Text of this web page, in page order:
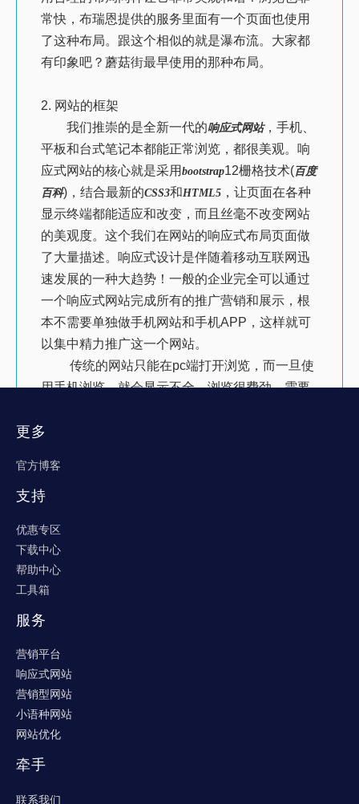
常快，布瑞恩提供的服务里面有一个页面也使用
了这种布局。跟这个相似的就是瀑布流。大家都
有印象吧？蘑菇街最早使用的那种布局。
2. 网站的框架
我们推崇的是全新一代的响应式网站，手机、
平板和台式笔记本都能正常浏览，都很美观。响
应式网站的核心就是采用 bootstrap12栅格技术(百度
百科)，结合最新的CSS3和HTML5 ，让页面在各种
显示终端都能适应和改变，而且丝毫不改变网站
的美观度。这个我们在网站的响应式布局页面做
了大量描述。响应式设计是伴随着移动互联网迅
速发展的一种大趋势！一般的企业完全可以通过
一个响应式网站完成所有的推广营销和展示，根
本不需要单独做手机网站和手机APP，这样就可
以集中精力推广这一个网站。
传统的网站只能在pc端打开浏览，而一旦使
用手机浏览，就会显示不全，浏览很费劲，需要
难应付了！
不上一个高端的网站。
满足了以上两方面的网站，算是一半的高端
能从设计好以后就不能再做功能延伸和扩展了，
给客户带来很多麻烦和不遍。这就要求网站提供
丰富的扩展功能。想添加支付功能就添加，想添
加聊天功能就添加，想添加交互就添加，等等。
网站的维护也是不容小觑的问题，企业往往
要对网站的维护付出比制作高出几倍的人力和精
力。一个高端的网站应该也要把这些因素考虑在
内，帮助企业和客户尽量节省后期的维护成本。
优化和排名，一个设计完美的网站应该要有很好
更多
官方博客
支持
优惠专区
下载中心
帮助中心
工具箱
服务
营销平台
响应式网站
营销型网站
小语种网站
网站优化
牵手
联系我们